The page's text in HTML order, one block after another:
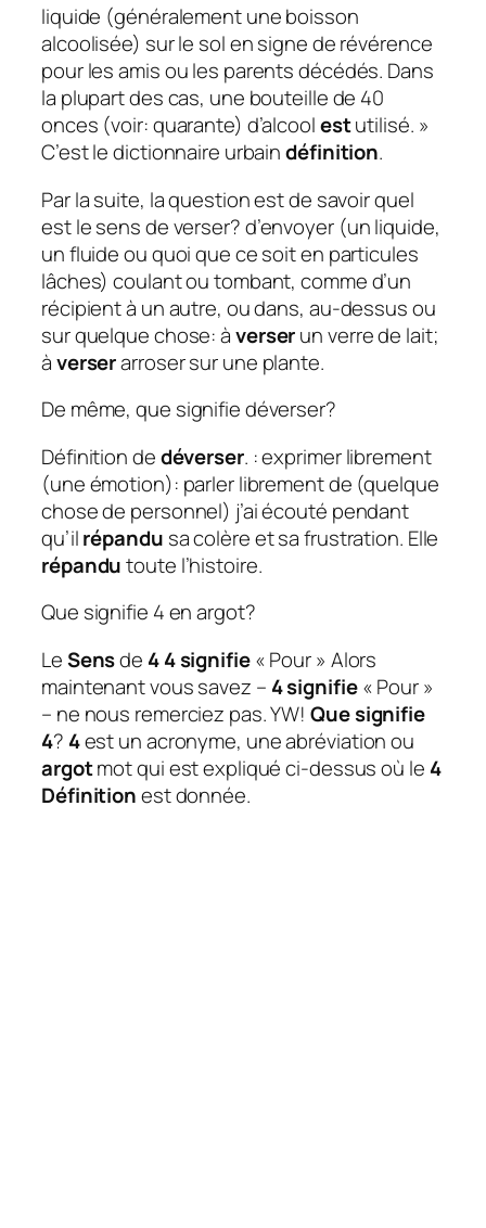
liquide (généralement une boisson
alcoolisée) sur le sol en signe de révérence
pour les amis ou les parents décédés. Dans
la plupart des cas, une bouteille de 40
onces (voir: quarante) d’alcoolestutilisé. »
C’est le dictionnaire urbaindéfinition.
Par la suite, la question est de savoir quel
est le sens de verser?d’envoyer (un liquide,
un fluide ou quoi que ce soit en particules
lâches) coulant ou tombant, comme d’un
récipient à un autre, ou dans, au-dessus ou
sur quelque chose: àverserun verre de lait;
àverserarroser sur une plante.
De même, que signifie déverser?
Définition dedéverser. : exprimer librement
(une émotion): parler librement de (quelque
chose de personnel) j’ai écouté pendant
qu’ilrépandu sa colère et sa frustration. Elle
répandutoute l’histoire.
Que signifie 4 en argot?
LeSensde 44 signifie« Pour » Alors
maintenant vous savez – 4 signifie« Pour »
– ne nous remerciez pas. YW!Que signifie
4? 4est un acronyme, une abréviation ou
argotmot qui est expliqué ci-dessus où le 4
Définitionest donnée.